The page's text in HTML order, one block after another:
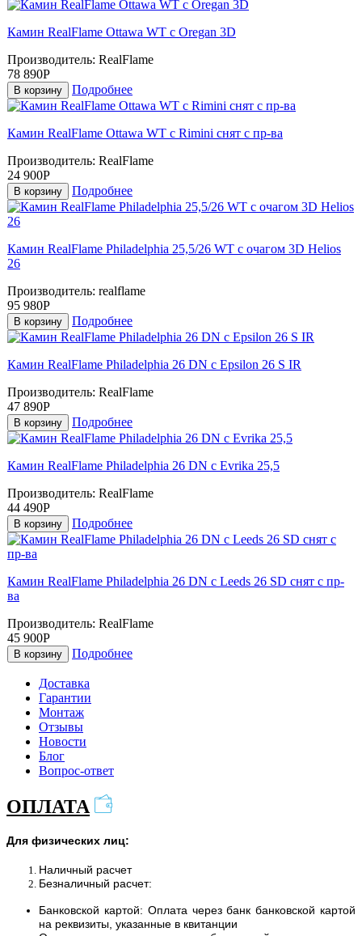
Камин RealFlame Ottawa WT с Oregan 3D
Производитель: RealFlame
78 890Р
В корзину Подробнее
Камин RealFlame Ottawa WT с Rimini снят с пр-ва
Производитель: RealFlame
24 900Р
В корзину Подробнее
Камин RealFlame Philadelphia 25,5/26 WT с очагом 3D Helios
26
Производитель: realflame
95 980Р
В корзину Подробнее
Камин RealFlame Philadelphia 26 DN c Epsilon 26 S IR
Производитель: RealFlame
47 890Р
В корзину Подробнее
Камин RealFlame Philadelphia 26 DN с Evrika 25,5
Производитель: RealFlame
44 490Р
В корзину Подробнее
Камин RealFlame Philadelphia 26 DN с Leeds 26 SD снят с пр-
ва
Производитель: RealFlame
45 900Р
В корзину Подробнее
Доставка
Гарантии
Монтаж
Отзывы
Новости
Блог
Вопрос-ответ
ОПЛАТА
Для физических лиц:
Наличный расчет
Безналичный расчет:
Банковской картой: Оплата через банк банковской картой
на реквизиты, указанные в квитанции